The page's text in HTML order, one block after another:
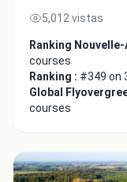
5,012 vistas
Ranking
courses
Ranking : #349 on
Global
courses